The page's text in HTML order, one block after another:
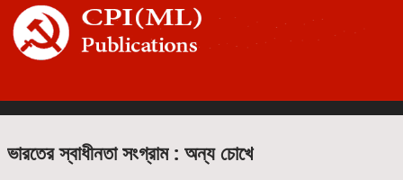
Skip
main
Main
ভারতের স্বাধীনতা সংগ্রাম : অন্য চোখে